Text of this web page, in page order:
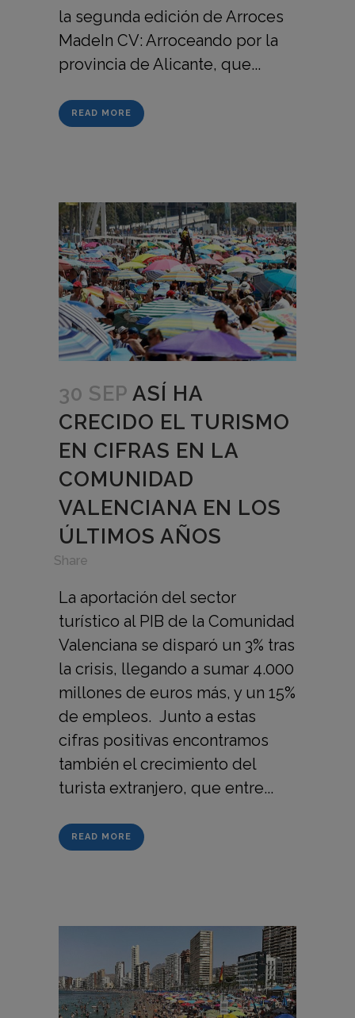
la segunda edición de Arroces
MadeIn CV: Arroceando por la
provincia de Alicante, que...
READ MORE
30 SEP ASÍ HA
CRECIDO EL TURISMO
EN CIFRAS EN LA
COMUNIDAD
VALENCIANA EN LOS
ÚLTIMOS AÑOS
Share
La aportación del sector
turístico al PIB de la Comunidad
Valenciana se disparó un 3% tras
la crisis, llegando a sumar 4.000
millones de euros más, y un 15%
de empleos. Junto a estas
cifras positivas encontramos
también el crecimiento del
turista extranjero, que entre...
READ MORE